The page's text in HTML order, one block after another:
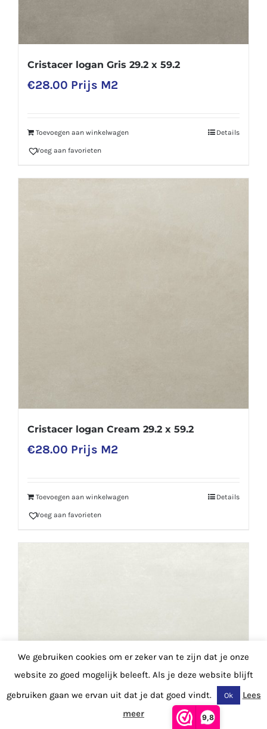
9,8
Cristacer logan Gris 29.2 x 59.2
€28.00 Prijs M2
Toevoegen aan winkelwagen Details
Voeg aan favorieten
Cristacer logan Cream 29.2 x 59.2
€28.00 Prijs M2
Toevoegen aan winkelwagen Details
Voeg aan favorieten
We gebruiken cookies om er zeker van te zijn dat je onze
website zo goed mogelijk beleeft. Als je deze website blijft
gebruiken gaan we ervan uit dat je dat goed vindt.
Ok
Lees
meer